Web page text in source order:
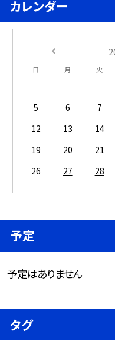
カレンダー
日 月 火
5
6 7
12
13 14
19
20 21
26
27 28
予定
予定はありません
タグ